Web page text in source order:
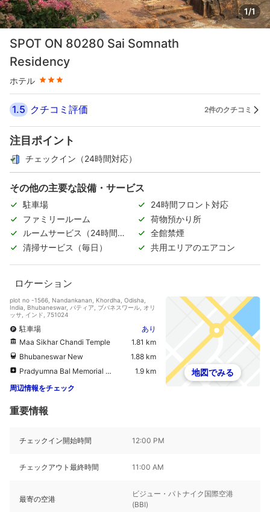
1/1
SPOT ON 80280 Sai Somnath
Residency
ホテル
星評価 3つ星
1.5 クチコミ評価 2件のクチコミ
注目ポイント
チェックイン（24時間対応）
その他の主要な設備・サービス
駐車場
24時間フロント対応
ファミリールーム
荷物預かり所
ルームサービス（24時間対
応）
全館禁煙
清掃サービス（毎日）
共用エリアのエアコン
ロケーション
plot no -1566, Nandankanan, Khordha, Odisha,
India, Bhubaneswar, パティア, ブバネスワール, オリ
ッサ, インド, 751024
駐車場
あり
Maa Sikhar Chandi Temple
1.81 km
Bhubaneswar New
1.88 km
Pradyumna Bal Memorial Hospital (Kalinga Inst Of Medical Sciences)
1.9 km
周辺情報をチェック
地図でみる
重要情報
チェックイン開始時間 12:00 PM
チェックアウト最終時間 11:00 AM
最寄の空港
ビジュー・パトナイク国際空港
(BBI)